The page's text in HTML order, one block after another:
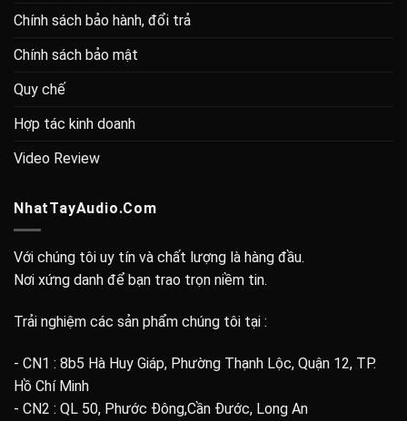
Chính sách bảo hành, đổi trả
Chính sách bảo mật
Quy chế
Hợp tác kinh doanh
Video Review
NhatTayAudio.Com
Với chúng tôi uy tín và chất lượng là hàng đầu.
Nơi xứng danh để bạn trao trọn niềm tin.
Trải nghiệm các sản phẩm chúng tôi tại :
- CN1 : 8b5 Hà Huy Giáp, Phường Thạnh Lộc, Quận 12, TP.
Hồ Chí Minh
- CN2 : QL 50, Phước Đông,Cần Đước, Long An